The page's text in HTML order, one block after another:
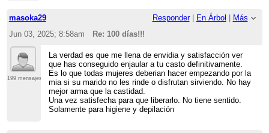
masoka29 Responder| En Árbol | Más
Jun 03, 2025; 8:58am
Re: 100 días!!!
199 mensajes
La verdad es que me llena de envidia y satisfacción ver
que has conseguido enjaular a tu casto definitivamente.
Es lo que todas mujeres deberian hacer empezando por la
mia si su marido no les rinde o disfrutan sirviendo. No hay
mejor arma que la castidad.
Una vez satisfecha para que liberarlo. No tiene sentido.
Solamente para higiene y depilación